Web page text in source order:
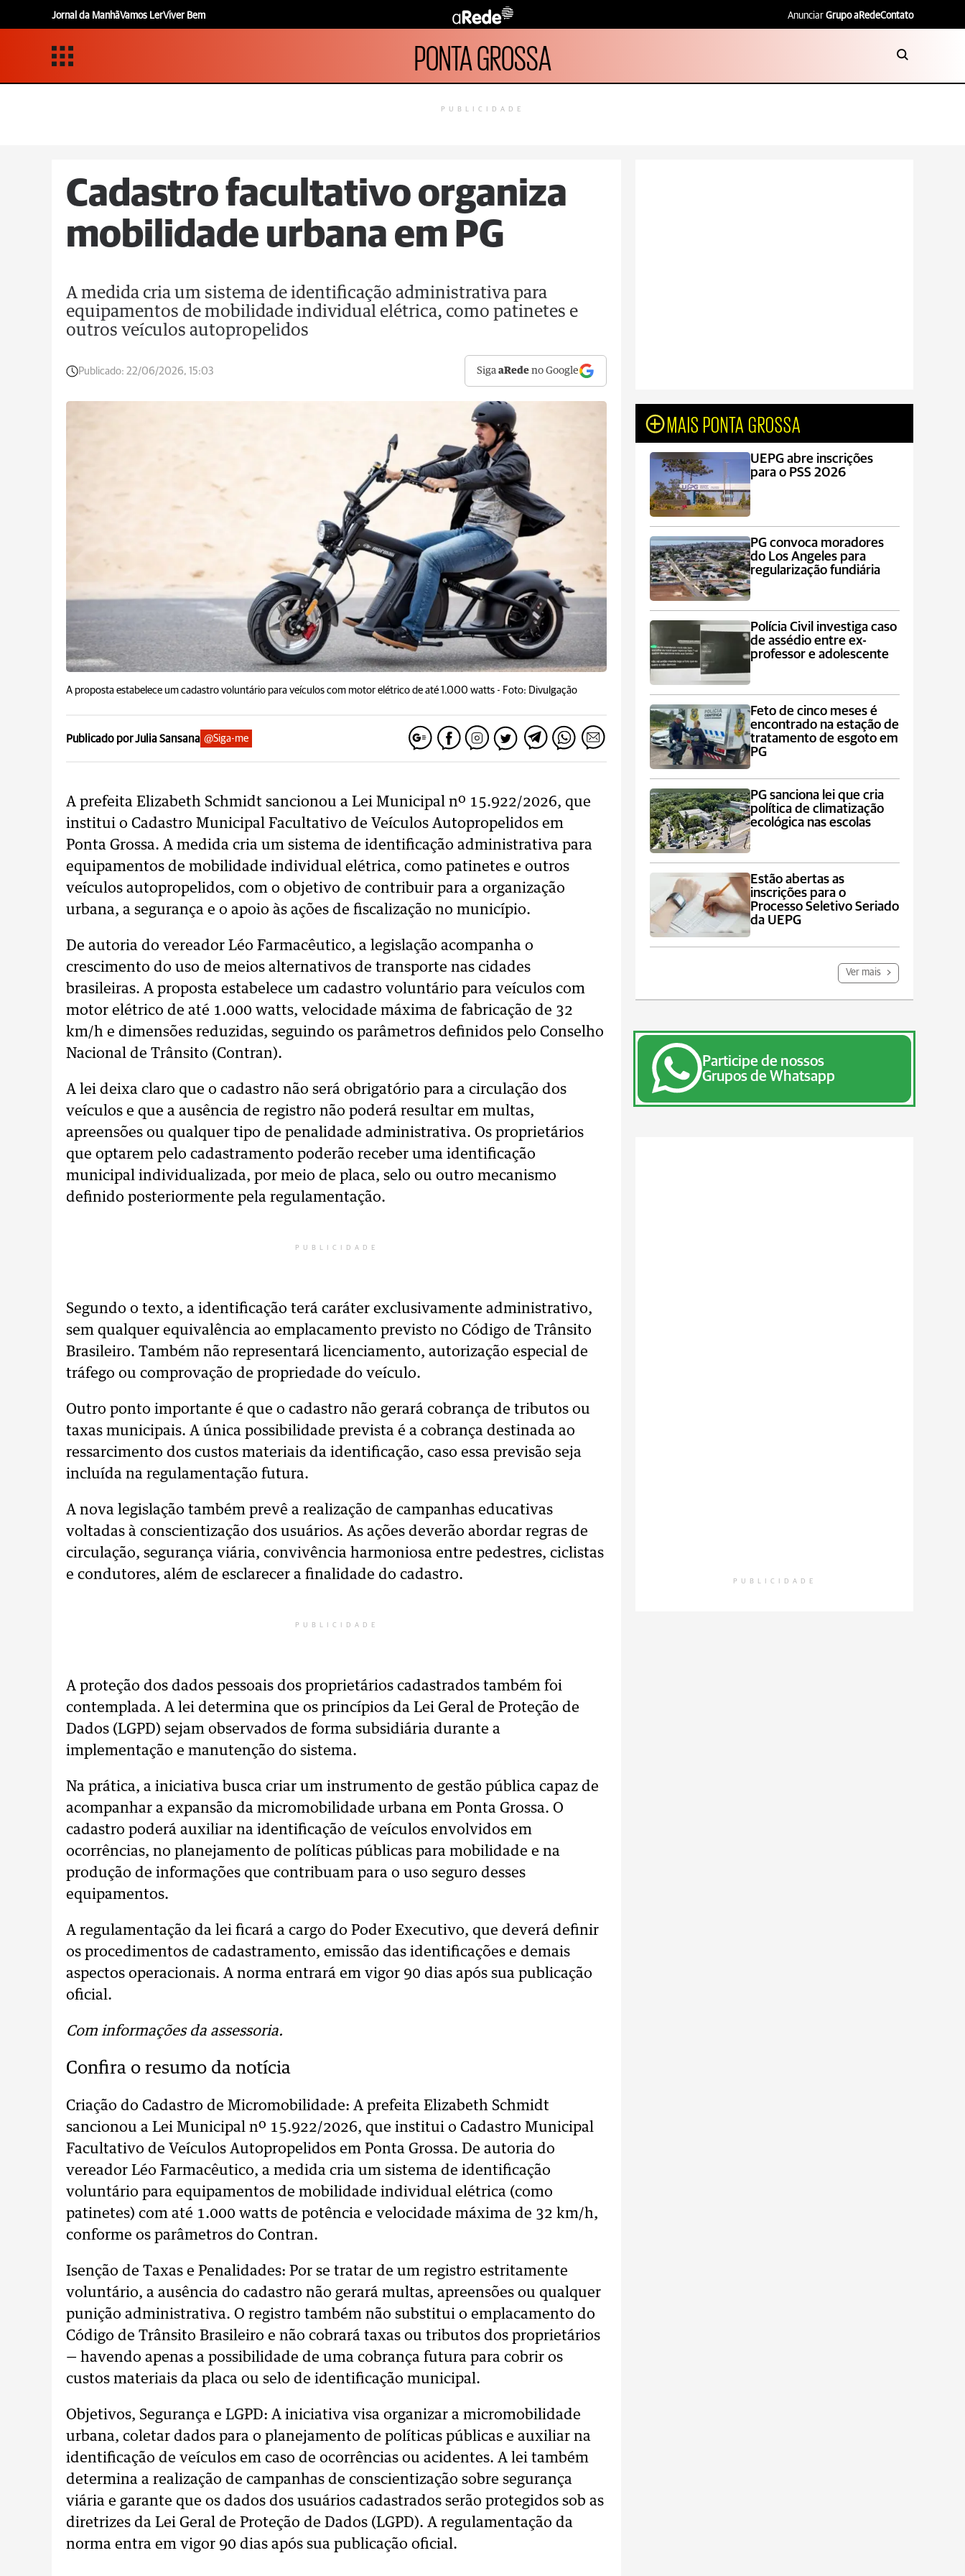
Jornal da ManhãVamos LerViver Bem Anunciar Grupo aRedeContato
PONTA GROSSA
PUBLICIDADE
Cadastro facultativo organiza
mobilidade urbana em PG
A medida cria um sistema de identificação administrativa para
equipamentos de mobilidade individual elétrica, como patinetes e
outros veículos autopropelidos
Publicado: 22/06/2026, 15:03 SigaaRede no Google
A proposta estabelece um cadastro voluntário para veículos com motor elétrico de até 1.000 watts - Foto: Divulgação
Publicado por Julia Sansana @Siga-me
A prefeita Elizabeth Schmidt sancionou a Lei Municipal nº 15.922/2026, que
institui o Cadastro Municipal Facultativo de Veículos Autopropelidos em
Ponta Grossa. A medida cria um sistema de identificação administrativa para
equipamentos de mobilidade individual elétrica, como patinetes e outros
veículos autopropelidos, com o objetivo de contribuir para a organização
urbana, a segurança e o apoio às ações de fiscalização no município.
De autoria do vereador Léo Farmacêutico, a legislação acompanha o
crescimento do uso de meios alternativos de transporte nas cidades
brasileiras. A proposta estabelece um cadastro voluntário para veículos com
motor elétrico de até 1.000 watts, velocidade máxima de fabricação de 32
km/h e dimensões reduzidas, seguindo os parâmetros definidos pelo Conselho
Nacional de Trânsito (Contran).
A lei deixa claro que o cadastro não será obrigatório para a circulação dos
veículos e que a ausência de registro não poderá resultar em multas,
apreensões ou qualquer tipo de penalidade administrativa. Os proprietários
que optarem pelo cadastramento poderão receber uma identificação
municipal individualizada, por meio de placa, selo ou outro mecanismo
definido posteriormente pela regulamentação.
PUBLICIDADE
Segundo o texto, a identificação terá caráter exclusivamente administrativo,
sem qualquer equivalência ao emplacamento previsto no Código de Trânsito
Brasileiro. Também não representará licenciamento, autorização especial de
tráfego ou comprovação de propriedade do veículo.
Outro ponto importante é que o cadastro não gerará cobrança de tributos ou
taxas municipais. A única possibilidade prevista é a cobrança destinada ao
ressarcimento dos custos materiais da identificação, caso essa previsão seja
incluída na regulamentação futura.
A nova legislação também prevê a realização de campanhas educativas
voltadas à conscientização dos usuários. As ações deverão abordar regras de
circulação, segurança viária, convivência harmoniosa entre pedestres, ciclistas
e condutores, além de esclarecer a finalidade do cadastro.
PUBLICIDADE
A proteção dos dados pessoais dos proprietários cadastrados também foi
contemplada. A lei determina que os princípios da Lei Geral de Proteção de
Dados (LGPD) sejam observados de forma subsidiária durante a
implementação e manutenção do sistema.
Na prática, a iniciativa busca criar um instrumento de gestão pública capaz de
acompanhar a expansão da micromobilidade urbana em Ponta Grossa. O
cadastro poderá auxiliar na identificação de veículos envolvidos em
ocorrências, no planejamento de políticas públicas para mobilidade e na
produção de informações que contribuam para o uso seguro desses
equipamentos.
A regulamentação da lei ficará a cargo do Poder Executivo, que deverá definir
os procedimentos de cadastramento, emissão das identificações e demais
aspectos operacionais. A norma entrará em vigor 90 dias após sua publicação
oficial.
Com informações da assessoria.
Confira o resumo da notícia
Criação do Cadastro de Micromobilidade: A prefeita Elizabeth Schmidt
sancionou a Lei Municipal nº 15.922/2026, que institui o Cadastro Municipal
Facultativo de Veículos Autopropelidos em Ponta Grossa. De autoria do
vereador Léo Farmacêutico, a medida cria um sistema de identificação
voluntário para equipamentos de mobilidade individual elétrica (como
patinetes) com até 1.000 watts de potência e velocidade máxima de 32 km/h,
conforme os parâmetros do Contran.
Isenção de Taxas e Penalidades: Por se tratar de um registro estritamente
voluntário, a ausência do cadastro não gerará multas, apreensões ou qualquer
punição administrativa. O registro também não substitui o emplacamento do
Código de Trânsito Brasileiro e não cobrará taxas ou tributos dos proprietários
— havendo apenas a possibilidade de uma cobrança futura para cobrir os
custos materiais da placa ou selo de identificação municipal.
Objetivos, Segurança e LGPD: A iniciativa visa organizar a micromobilidade
urbana, coletar dados para o planejamento de políticas públicas e auxiliar na
identificação de veículos em caso de ocorrências ou acidentes. A lei também
determina a realização de campanhas de conscientização sobre segurança
viária e garante que os dados dos usuários cadastrados serão protegidos sob as
diretrizes da Lei Geral de Proteção de Dados (LGPD). A regulamentação da
norma entra em vigor 90 dias após sua publicação oficial.
MAIS PONTA GROSSA
UEPG abre inscrições
para o PSS 2026
PG convoca moradores
do Los Angeles para
regularização fundiária
Polícia Civil investiga caso
de assédio entre ex-
professor e adolescente
Feto de cinco meses é
encontrado na estação de
tratamento de esgoto em
PG
PG sanciona lei que cria
política de climatização
ecológica nas escolas
Estão abertas as
inscrições para o
Processo Seletivo Seriado
da UEPG
Ver mais
Participe de nossos
Grupos de Whatsapp
PUBLICIDADE